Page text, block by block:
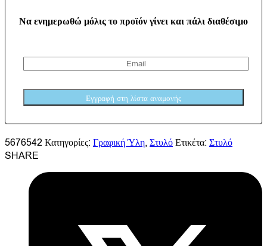
Να ενημερωθώ μόλις το προϊόν γίνει και πάλι διαθέσιμο
5676542 Κατηγορίες: Γραφική Ύλη, ΣτυλόΕτικέτα: Στυλό
SHARE